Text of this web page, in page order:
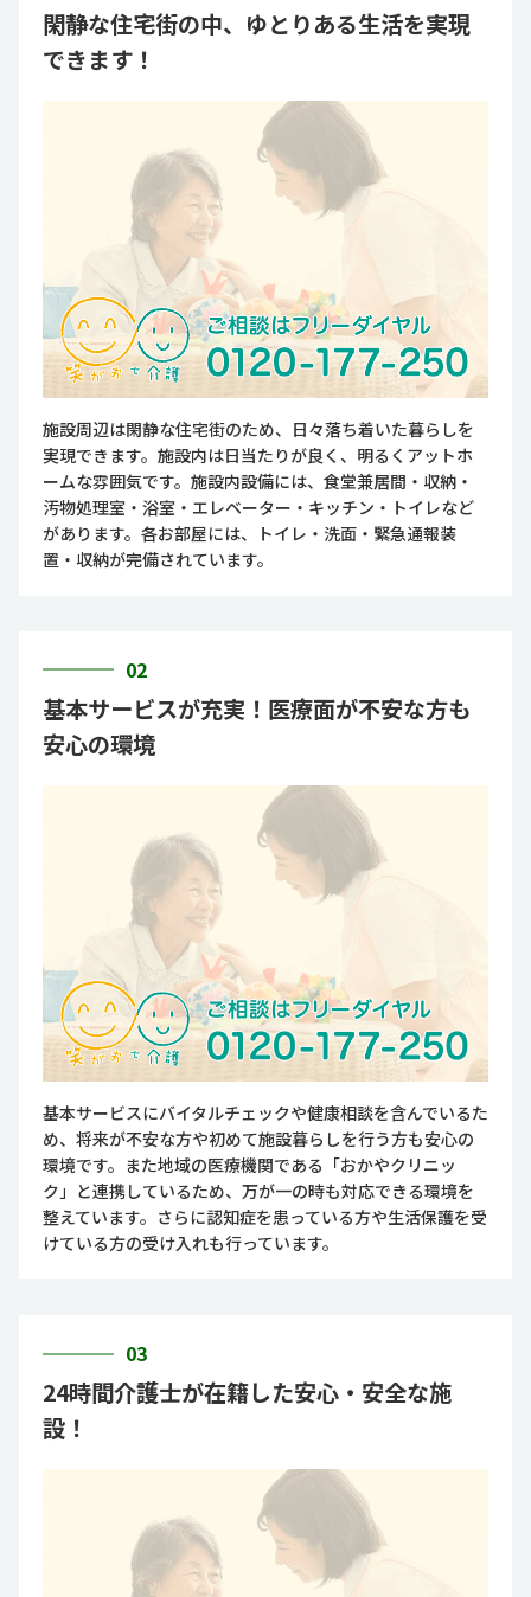
閑静な住宅街の中、ゆとりある生活を実現
できます！
施設周辺は閑静な住宅街のため、日々落ち着いた暮らしを
実現できます。施設内は日当たりが良く、明るくアットホ
ームな雰囲気です。施設内設備には、食堂兼居間・収納・
汚物処理室・浴室・エレベーター・キッチン・トイレなど
があります。各お部屋には、トイレ・洗面・緊急通報装
置・収納が完備されています。
02
基本サービスが充実！医療面が不安な方も
安心の環境
基本サービスにバイタルチェックや健康相談を含んでいるた
め、将来が不安な方や初めて施設暮らしを行う方も安心の
環境です。また地域の医療機関である「おかやクリニッ
ク」と連携しているため、万が一の時も対応できる環境を
整えています。さらに認知症を患っている方や生活保護を受
けている方の受け入れも行っています。
03
24時間介護士が在籍した安心・安全な施
設！